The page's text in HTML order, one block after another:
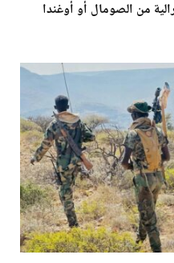
من الصومال أو أوغندا